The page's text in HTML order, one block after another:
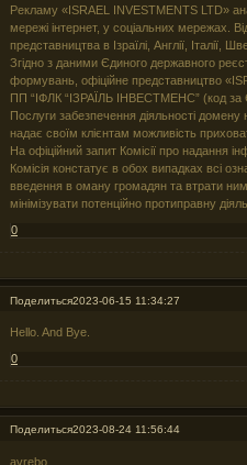
Рекламу «ISRAEL INVESTMENTS LTD»
мережі інтернет, у соціальних мережах.
представництва в Ізраїлі, Англії, Італії,
Згідно з даними Єдиного державного
формувань, офіційне представництво
ПП “ІФЛК “ІЗРАЇЛЬ ІНВЕСТМЕНС” (код
Послуги забезпечення діяльності
надає своїм клієнтам можливість
На офіційний запит Комісії про надання
Комісія констатує в обох випадках всі
введення в оману громадян та втрати
мінімізувати потенційно протиправну
0
Поделиться2023-06-15 11:34:27
Hello. And Bye.
0
Поделиться2023-08-24 11:56:44
avrebo